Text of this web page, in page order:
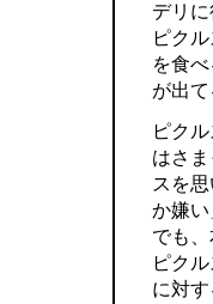
デリ
ピク
を食
が出て
ピク
はさ
スを
か嫌い
でも
ピク
に対